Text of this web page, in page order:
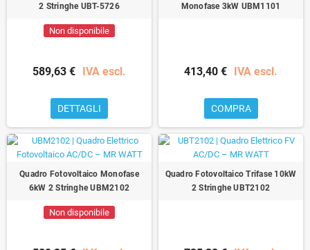
2 Stringhe UBT-5726
Non disponibile
589,63 € IVA escl.
DETTAGLI
Monofase 3kW UBM1101
413,40 € IVA escl.
COMPRA
Quadro Fotovoltaico Monofase
6kW 2 Stringhe UBM2102
Non disponibile
Quadro Fotovoltaico Trifase 10kW
2 Stringhe UBT2102